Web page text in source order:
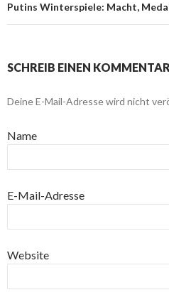
Putins Winterspiele: Macht,
SCHREIB EINEN KOMMENTAR
Deine E-Mail-Adresse wird nicht
Name
E-Mail-Adresse
Website